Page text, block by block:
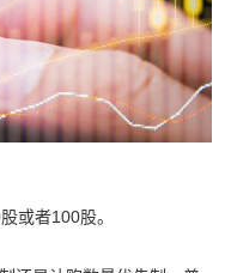
者100股。